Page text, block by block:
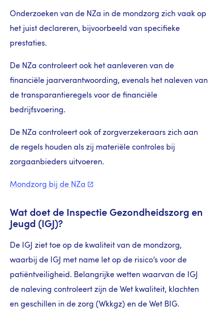
Onderzoeken van de NZa in de mondzorg zich vaak op
het juist declareren, bijvoorbeeld van specifieke
prestaties.
De NZa controleert ook het aanleveren van de
financiële jaarverantwoording, evenals het naleven van
de transparantieregels voor de financiële
bedrijfsvoering.
De NZa controleert ook of zorgverzekeraars zich aan
de regels houden als zij materiële controles bij
zorgaanbieders uitvoeren.
Mondzorg bij de NZa
Wat doet de Inspectie Gezondheidszorg en
Jeugd (IGJ)?
De IGJ ziet toe op de kwaliteit van de mondzorg,
waarbij de IGJ met name let op de risico’s voor de
patiëntveiligheid. Belangrijke wetten waarvan de IGJ
de naleving controleert zijn de Wet kwaliteit, klachten
en geschillen in de zorg (Wkkgz) en de Wet BIG.